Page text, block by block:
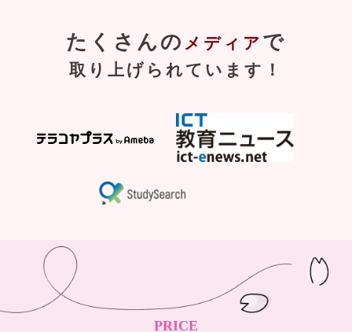
たくさんの メディア で
取り上げられています！
PRICE